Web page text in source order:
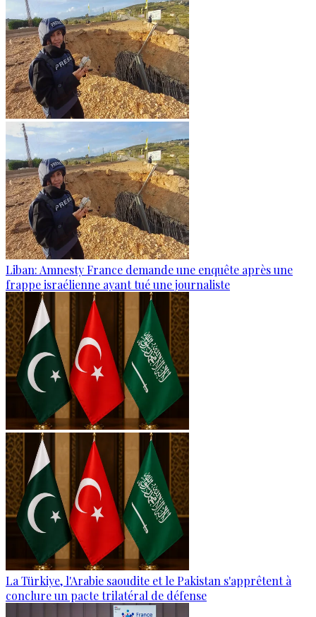
Liban: Amnesty France demande une enquête après une
frappe israélienne ayant tué une journaliste
La Türkiye, l'Arabie saoudite et le Pakistan s'apprêtent à
conclure un pacte trilatéral de défense